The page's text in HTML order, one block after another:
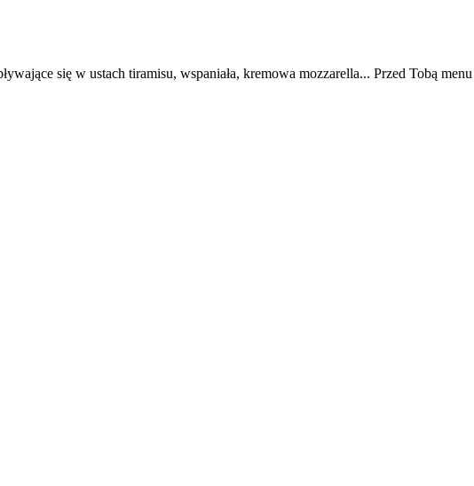
się w ustach tiramisu, wspaniała, kremowa mozzarella... Przed Tobą